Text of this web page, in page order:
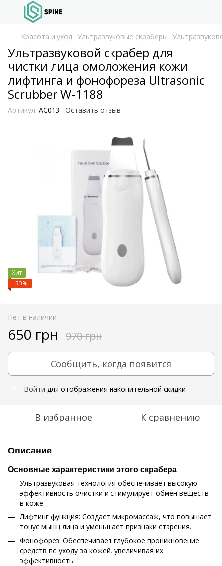
Красота и уход Ультразвуковые скраберы
Ультразвуковой скрабер для
чистки лица омоложения кожи
лифтинга и фонофореза Ultrasonic
Scrubber W-1188
Артикул: AC013 Оставить отзыв
Хит
−33%
Нет в наличии
650 грн 970 грн
Сообщить, когда появится
Войти для отображения накопительной скидки
В избранное К сравнению
Описание
Основные характеристики этого скрабера
Ультразвуковая технология обеспечивает высокую
эффективность очистки и стимулирует обмен веществ
в коже.
Лифтинг функция: Создает микромассаж, что повышает
тонус мышц лица и уменьшает признаки старения.
Фонофорез: Обеспечивает глубокое проникновение
средств по уходу за кожей, увеличивая их
эффективность.